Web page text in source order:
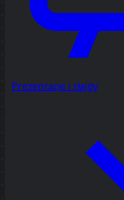
Prezentacje i slajdy